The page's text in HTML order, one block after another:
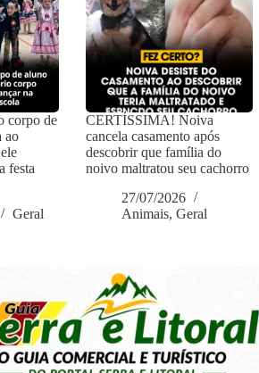
corpo de
ao
festa
Geral
CERTÍSSIMA! Noiva
cancela casamento após
descobrir que família do
noivo maltratou seu cachorro
27/07/2026
Animais,Geral